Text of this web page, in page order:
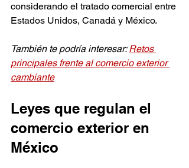
considerando el tratado comercial entre
Estados Unidos, Canadá y México.
También te podría interesar: Retos
principales frente al comercio exterior
cambiante
Leyes que regulan el
comercio exterior en
México